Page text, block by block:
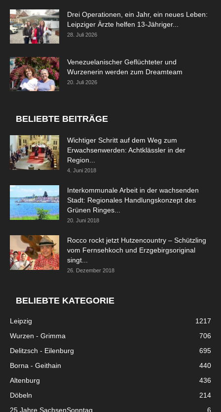
Drei Operationen, ein Jahr, ein neues Leben:
Leipziger Ärzte helfen 13-Jähriger...
28. Juli 2026
Venezuelanischer Geflüchteter und
Wurzenerin werden zum Dreamteam
20. Juli 2026
BELIEBTE BEITRÄGE
Wichtiger Schritt auf dem Weg zum
Erwachsenwerden: Achtklässler in der
Region...
4. Juni 2018
Interkommunale Arbeit in der wachsenden
Stadt: Regionales Handlungskonzept des
Grünen Ringes...
20. Juni 2018
Rocco rockt jetzt Hutzencountry – Schützling
vom Fernsehkoch und Erzgebirgsoriginal
singt...
26. Dezember 2018
BELIEBTE KATEGORIE
Leipzig
1217
Wurzen - Grimma
706
Delitzsch - Eilenburg
695
Borna - Geithain
440
Altenburg
436
Döbeln
214
25 Jahre SachsenSonntag
6